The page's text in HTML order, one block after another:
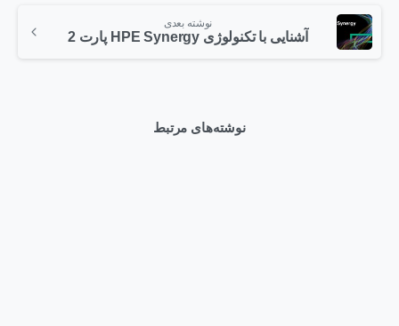
نوشته بعدی
آشنایی با تکنولوژی HPE Synergy پارت 2
نوشته‌های مرتبط